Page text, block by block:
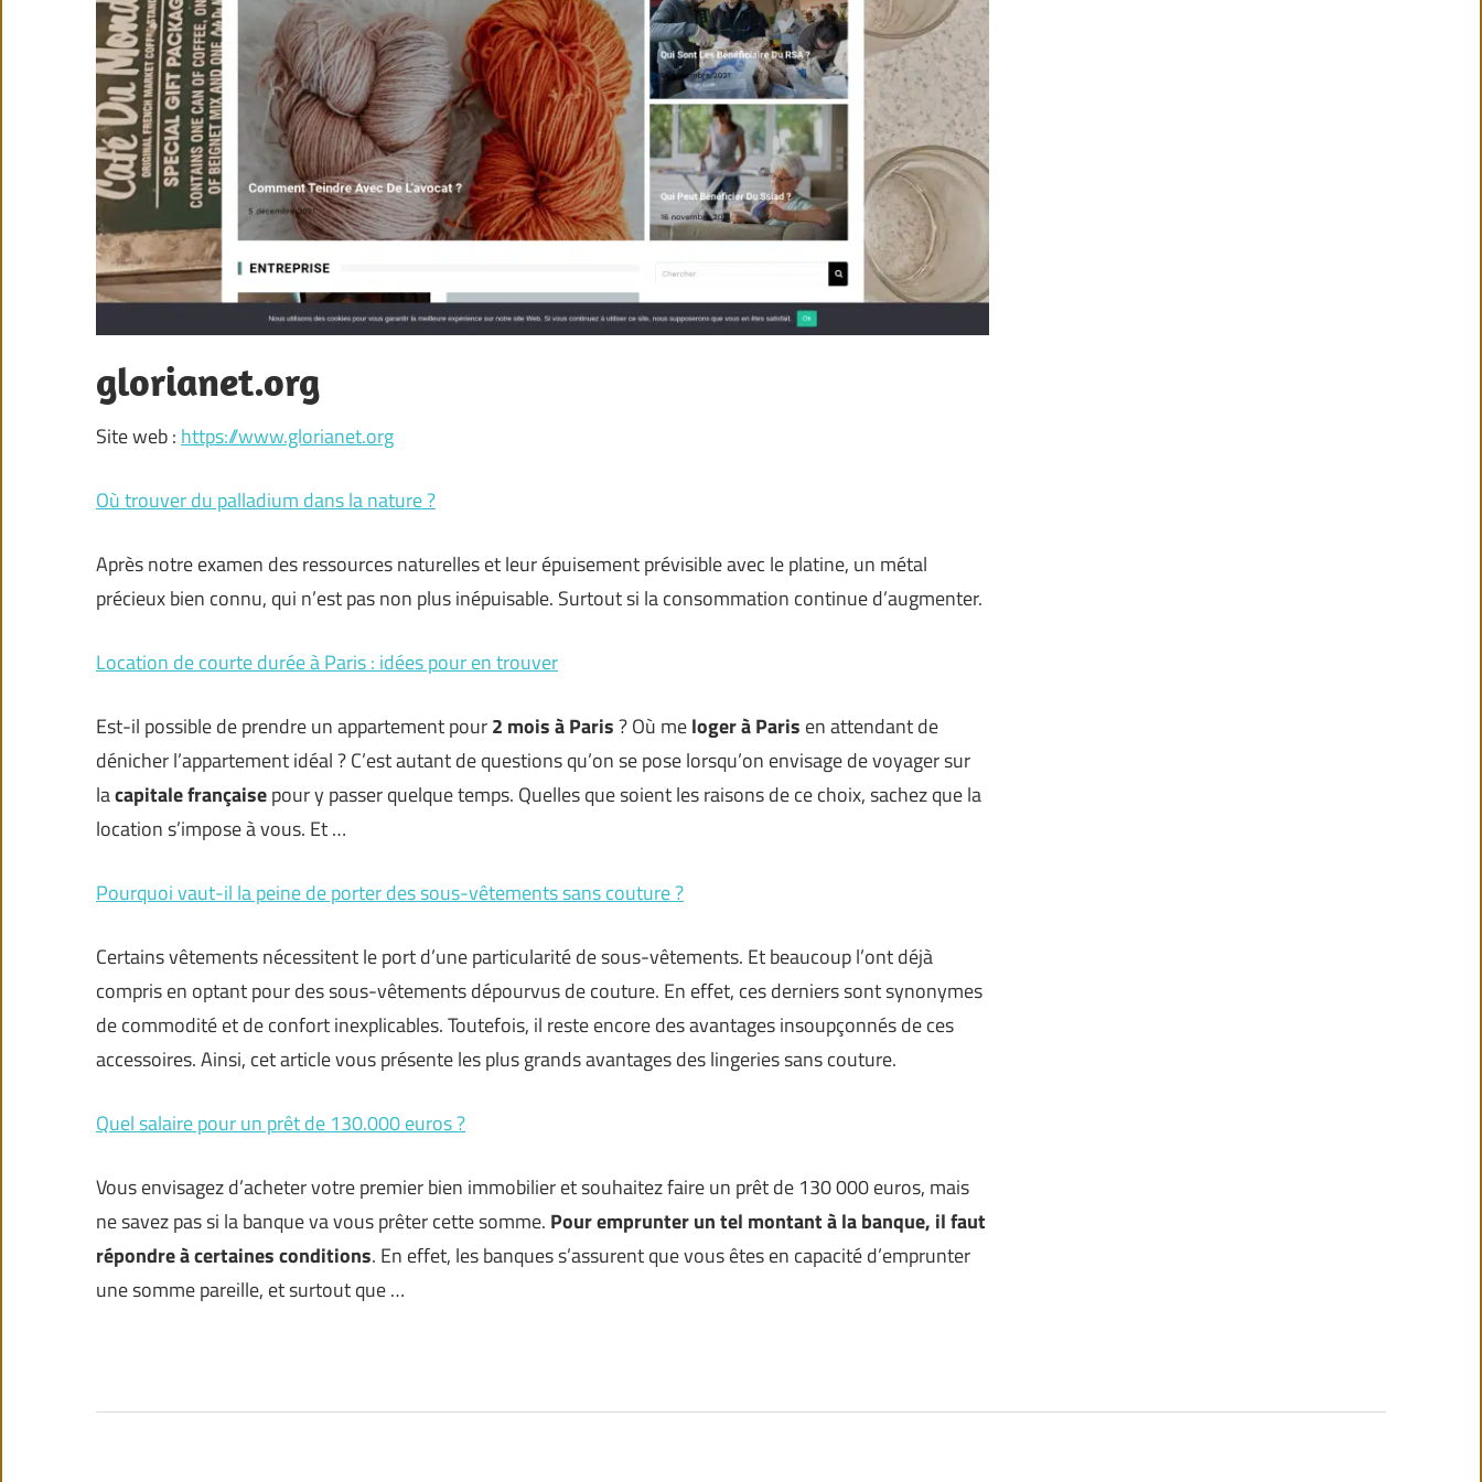
glorianet.org
Site web :https://www.glorianet.org
Où trouver du palladium dans la nature ?
Après notre examen des ressources naturelles et leur épuisement prévisible avec le platine, un métal
précieux bien connu, qui n’est pas non plus inépuisable. Surtout si la consommation continue d’augmenter.
Location de courte durée à Paris : idées pour en trouver
Est-il possible de prendre un appartement pour2 mois à Paris? Où meloger à Paris en attendant de
dénicher l’appartement idéal ? C’est autant de questions qu’on se pose lorsqu’on envisage de voyager sur
lacapitale françaisepour y passer quelque temps. Quelles que soient les raisons de ce choix, sachez que la
location s’impose à vous. Et …
Pourquoi vaut-il la peine de porter des sous-vêtements sans couture ?
Certains vêtements nécessitent le port d’une particularité de sous-vêtements. Et beaucoup l’ont déjà
compris en optant pour des sous-vêtements dépourvus de couture. En effet, ces derniers sont synonymes
de commodité et de confort inexplicables. Toutefois, il reste encore des avantages insoupçonnés de ces
accessoires. Ainsi, cet article vous présente les plus grands avantages des lingeries sans couture.
Quel salaire pour un prêt de 130.000 euros ?
Vous envisagez d’acheter votre premier bien immobilier et souhaitez faire un prêt de 130 000 euros, mais
ne savez pas si la banque va vous prêter cette somme. Pour emprunter un tel montant à la banque, il faut
répondre à certaines conditions. En effet, les banques s’assurent que vous êtes en capacité d’emprunter
une somme pareille, et surtout que …